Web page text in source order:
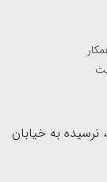
به خیابان